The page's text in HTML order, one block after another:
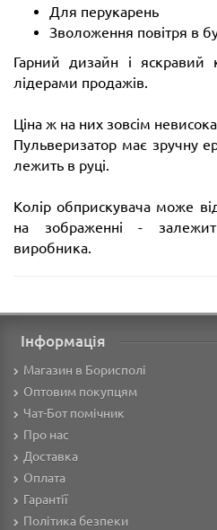
Для перукарень
Зволоження повітря в
Гарний дизайн і яскравий
лідерами продажів.
Ціна ж на них зовсім невисока.
Пульверизатор має зручну
лежить в руці.
Колір обприскувача може
на зображенні -
виробника.
Інформація
Магазин в Борисполі
Оптовим покупцям
Чат-Бот помічник
Про нас
Доставка
Оплата
Гарантії
Політика безпеки